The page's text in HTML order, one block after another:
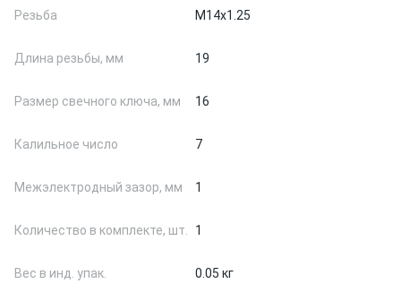
Резьба M14x1.25
Длина резьбы, мм 19
Размер свечного ключа, мм 16
Калильное число 7
Межэлектродный зазор, мм 1
Количество в комплекте, шт. 1
Вес в инд. упак. 0.05 кг